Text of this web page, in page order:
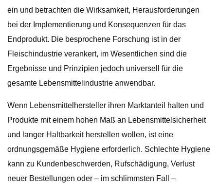
ein und betrachten die Wirksamkeit, Herausforderungen
bei der Implementierung und Konsequenzen für das
Endprodukt. Die besprochene Forschung ist in der
Fleischindustrie verankert, im Wesentlichen sind die
Ergebnisse und Prinzipien jedoch universell für die
gesamte Lebensmittelindustrie anwendbar.
Wenn Lebensmittelhersteller ihren Marktanteil halten und
Produkte mit einem hohen Maß an Lebensmittelsicherheit
und langer Haltbarkeit herstellen wollen, ist eine
ordnungsgemäße Hygiene erforderlich. Schlechte Hygiene
kann zu Kundenbeschwerden, Rufschädigung, Verlust
neuer Bestellungen oder – im schlimmsten Fall –